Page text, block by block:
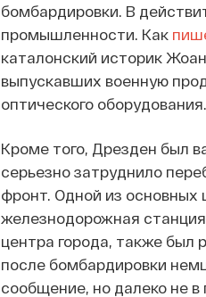
бомбардировки. В
промышленности. Как
каталонский историк
выпускавших военную
оптического оборудования.
Кроме того, Дрезден был
серьезно затруднило
фронт. Одной из основных
железнодорожная
центра города, также был
после бомбардировки
сообщение, но далеко не